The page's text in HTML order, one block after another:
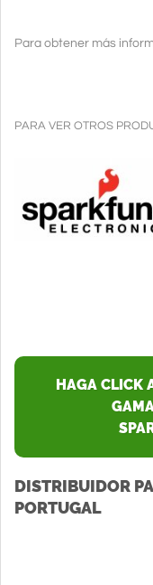
Para obtener más
PARA VER OTROS
HAGA CLICK
DISTRIBUIDOR
PORTUGAL